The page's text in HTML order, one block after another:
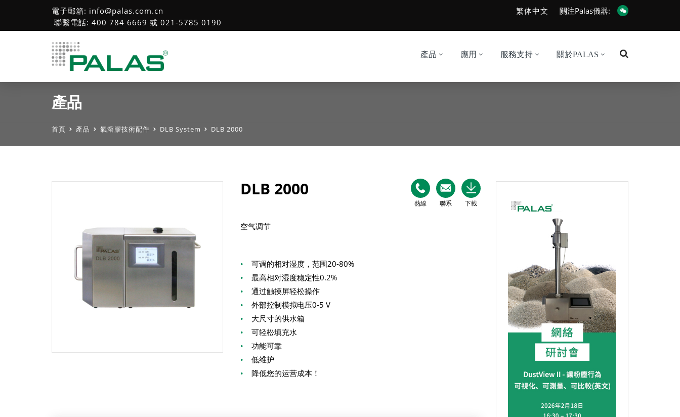
電子郵箱: info@palas.com.cn
聯繫電話: 400 784 6669 或 021-5785 0190
繁体中文 關注Palas儀器:
產品 應用 服務支持 關於PALAS
產品
首頁 產品 氣溶膠技術配件 DLB System DLB 2000
熱線 聯系 下載
DLB 2000
空气调节
• 可调的相对湿度，范围20-80%
• 最高相对湿度稳定性0.2%
• 通过触摸屏轻松操作
• 外部控制模拟电压0-5 V
• 大尺寸的供水箱
• 可轻松填充水
• 功能可靠
• 低维护
• 降低您的运营成本！